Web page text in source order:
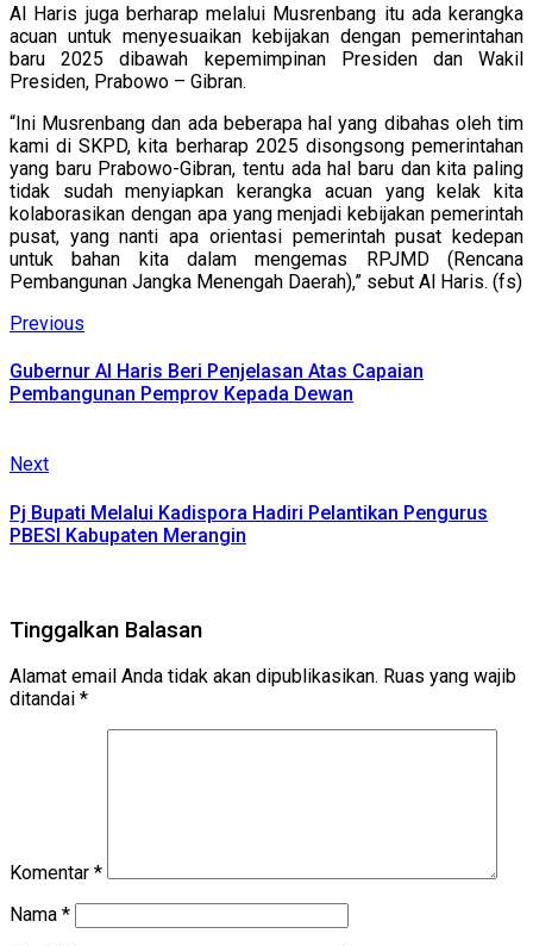
Al Haris juga berharap melalui Musrenbang itu ada kerangka
acuan untuk menyesuaikan kebijakan dengan pemerintahan
baru 2025 dibawah kepemimpinan Presiden dan Wakil
Presiden, Prabowo – Gibran.
“Ini Musrenbang dan ada beberapa hal yang dibahas oleh tim
kami di SKPD, kita berharap 2025 disongsong pemerintahan
yang baru Prabowo-Gibran, tentu ada hal baru dan kita paling
tidak sudah menyiapkan kerangka acuan yang kelak kita
kolaborasikan dengan apa yang menjadi kebijakan pemerintah
pusat, yang nanti apa orientasi pemerintah pusat kedepan
untuk bahan kita dalam mengemas RPJMD (Rencana
Pembangunan Jangka Menengah Daerah),” sebut Al Haris. (fs)
Continue
Reading
Previous
Gubernur Al Haris Beri Penjelasan Atas Capaian
Pembangunan Pemprov Kepada Dewan
NextNext
Pj Bupati Melalui Kadispora Hadiri Pelantikan Pengurus
PBESI Kabupaten Merangin
Tinggalkan Balasan
Alamat email Anda tidak akan dipublikasikan. Ruas yang wajib
ditandai *
Komentar *
Nama *